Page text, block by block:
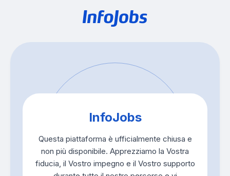
InfoJobs
Questa piattaforma è ufficialmente chiusa e
non più disponibile. Apprezziamo la Vostra
fiducia, il Vostro impegno e il Vostro supporto